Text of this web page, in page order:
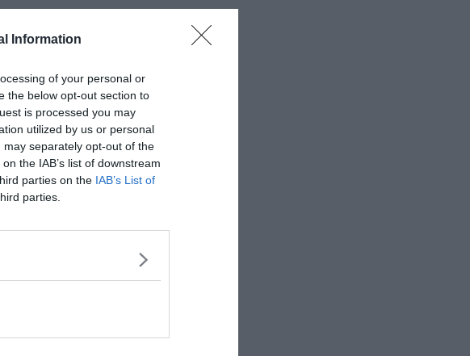
Information
of your personal or
the below opt-out section to
is processed you may
utilized by us or personal
separately opt-out of the
the IAB’s list of downstream
parties on the IAB’s List of
parties.
Rossi)